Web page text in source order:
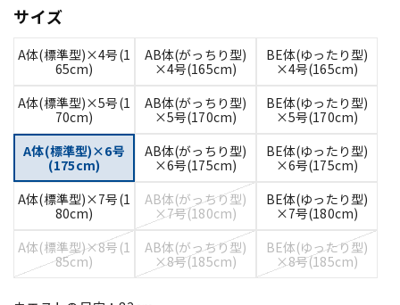
サイズ
A体(標準型)×4号(1
65cm)
AB体(がっちり型)
×4号(165cm)
BE体(ゆったり型)
×4号(165cm)
A体(標準型)×5号(1
70cm)
AB体(がっちり型)
×5号(170cm)
BE体(ゆったり型)
×5号(170cm)
A体(標準型)×6号
(175cm)
AB体(がっちり型)
×6号(175cm)
BE体(ゆったり型)
×6号(175cm)
A体(標準型)×7号(1
80cm)
AB体(がっちり型)
×7号(180cm)
BE体(ゆったり型)
×7号(180cm)
A体(標準型)×8号(1
85cm)
AB体(がっちり型)
×8号(185cm)
BE体(ゆったり型)
×8号(185cm)